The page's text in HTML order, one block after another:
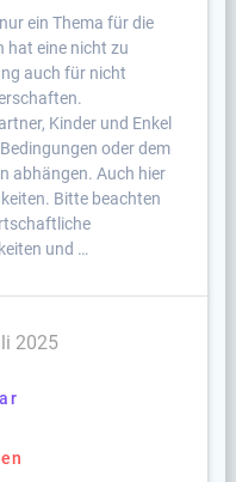
ein Thema für die
hat eine nicht zu
auch für nicht
Kinder und Enkel
oder dem
abhängen. Auch hier
Bitte beachten
und …
2025